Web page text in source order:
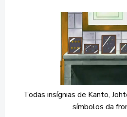
Todas insígnias de Kanto,
símbolos da